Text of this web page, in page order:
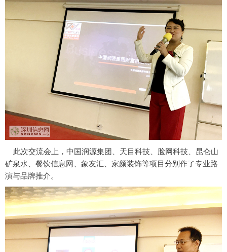
此次交流会上，中国润源集团、天目科技、脸网科技、昆仑山
矿泉水、餐饮信息网、象友汇
家颜装饰等项目分别作了专业路
演与品牌推介。